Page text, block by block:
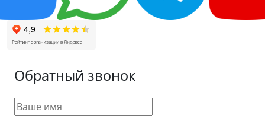
Обратный звонок